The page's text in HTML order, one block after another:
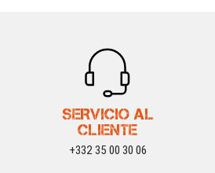
SERVICIO AL
CLIENTE
+332 35 00 30 06